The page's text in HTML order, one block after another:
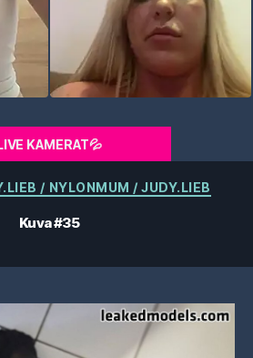
KAMERAT💦
Kategoriat
/ NYLONMUM / JUDY.LIEB
Kuva #35